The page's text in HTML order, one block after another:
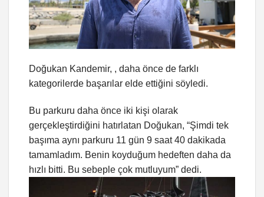
Doğukan Kandemir, , daha önce de farklı
kategorilerde başarılar elde ettiğini söyledi.
Bu parkuru daha önce iki kişi olarak
gerçekleştirdiğini hatırlatan Doğukan, “Şimdi tek
başıma aynı parkuru 11 gün 9 saat 40 dakikada
tamamladım. Benin koyduğum hedeften daha da
hızlı bitti. Bu sebeple çok mutluyum” dedi.